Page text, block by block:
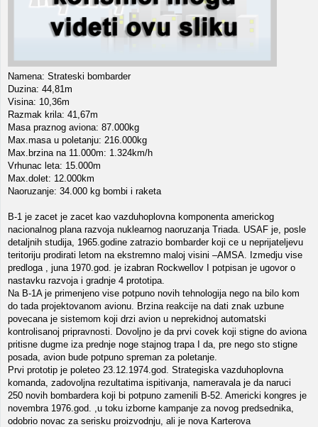
Namena: Strateski bombarder
Duzina: 44,81m
Visina: 10,36m
Razmak krila: 41,67m
Masa praznog aviona: 87.000kg
Max.masa u poletanju: 216.000kg
Max.brzina na 11.000m: 1.324km/h
Vrhunac leta: 15.000m
Max.dolet: 12.000km
Naoruzanje: 34.000 kg bombi i raketa
B-1 je zacet je zacet kao vazduhoplovna komponenta americkog
nacionalnog plana razvoja nuklearnog naoruzanja Triada. USAF je, posle
detaljnih studija, 1965.godine zatrazio bombarder koji ce u neprijateljevu
teritoriju prodirati letom na ekstremno maloj visini –AMSA. Izmedju vise
predloga , juna 1970.god. je izabran Rockwellov I potpisan je ugovor o
nastavku razvoja i gradnje 4 prototipa.
Na B-1A je primenjeno vise potpuno novih tehnologija nego na bilo kom
do tada projektovanom avionu. Brzina reakcije na dati znak uzbune
povecana je sistemom koji drzi avion u neprekidnoj automatski
kontrolisanoj pripravnosti. Dovoljno je da prvi covek koji stigne do aviona
pritisne dugme iza prednje noge stajnog trapa I da, pre nego sto stigne
posada, avion bude potpuno spreman za poletanje.
Prvi prototip je poleteo 23.12.1974.god. Strategiska vazduhoplovna
komanda, zadovoljna rezultatima ispitivanja, nameravala je da naruci
250 novih bombardera koji bi potpuno zamenili B-52. Americki kongres je
novembra 1976.god. ,u toku izborne kampanje za novog predsednika,
odobrio novac za serisku proizvodnju, ali je nova Karterova